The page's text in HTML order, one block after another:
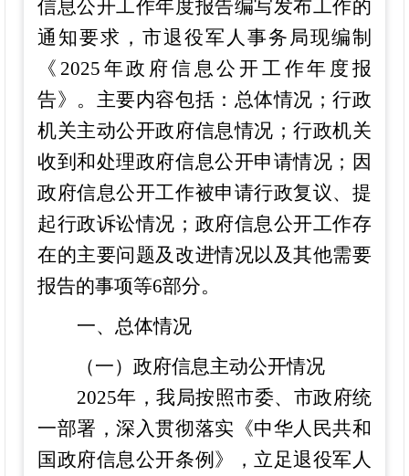
信息公开工作年度报告编写发布工作的
通知要求， 市退役军人事务局现编制
《 2025 年政府信息公开工作年度报
告》。主要内容包括：总体情况 ；行政
机关主动公开政府信息情况；行政机关
收到和处理政府信息公开申请情况；因
政府信息公开工作被申请行政复议、提
起行政诉讼情况；政府信息公开工作存
在的主要问题及改进情况以及其他需要
报告的事项等6部分。
一、总体情况
（一）政府信息主动公开情况
2025年，我局按照市委、市政府统
一部署，深入贯彻落实《中华人民共和
国政府信息公开条例》，立足退役军人